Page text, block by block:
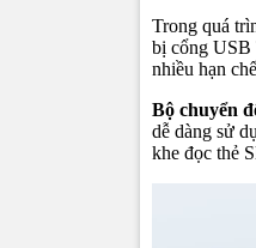
Trong quá
bị cổng USB
nhiều hạn
Bộ chuyển
dễ dàng sử
khe đọc thẻ